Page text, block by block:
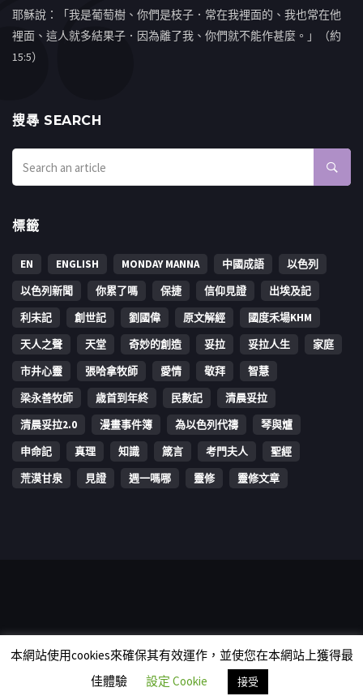
耶穌說：「我是葡萄樹、你們是枝子．常在我裡面的、我也常在他
裡面、這人就多結果子．因為離了我、你們就不能作甚麼。」（約
15:5）
搜㝷 SEARCH
標籤
EN ENGLISH MONDAY MANNA 中國成語
以色列
以色列新聞
你累了嗎 保捷 信仰見證
出埃及記
利未記
創世記 劉國偉 原文解經
國度禾場KHM
天人之聲
天堂 奇妙的創造 妥拉 妥拉人生
家庭
市井心靈
張哈拿牧師 愛情 敬拜
智慧
梁永善牧師
歳首到年終 民數記
清晨妥拉
清晨妥拉2.0
漫畫事件簿 為以色列代禱
琴與爐
申命記
真理 知識 箴言 考門夫人
聖經
荒漠甘泉
見證 週一嗎哪 靈修 靈修文章
rights reserved.
本網站使用cookies來確保其有效運作，並使您在本網站上獲得最
佳體驗
設定 Cookie 接受